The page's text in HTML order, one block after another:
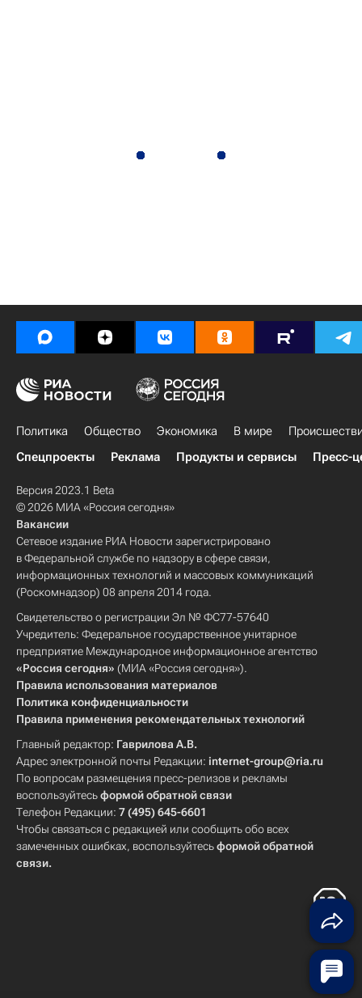
Политика Общество Экономика В мире
Спецпроекты
Реклама Продукты и сервисы Пресс-
Версия 2023.1 Beta
© 2026 МИА «Россия сегодня»
Вакансии
Сетевое издание РИА Новости зарегистрировано
в Федеральной службе по надзору в сфере связи,
информационных технологий и массовых коммуникаций
(Роскомнадзор) 08 апреля 2014 года.
Свидетельство о регистрации Эл № ФС77-57640
Учредитель: Федеральное государственное унитарное
предприятие Международное информационное агентство
«Россия сегодня» (МИА «Россия сегодня»).
Правила использования материалов
Политика конфиденциальности
Правила применения рекомендательных технологий
Главный редактор: Гаврилова А.В.
Адрес электронной почты Редакции: internet-group@ria.ru
По вопросам размещения пресс-релизов и рекламы
воспользуйтесьформой обратной связи
Телефон Редакции: 7 (495) 645-6601
Чтобы связаться с редакцией или сообщить обо всех
замеченных ошибках, воспользуйтесьформой обратной
связи.